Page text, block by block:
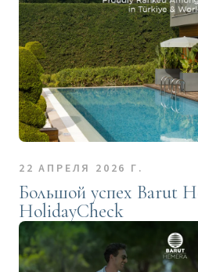
22 АПРЕЛЯ 2026 Г.
Большой успех Barut
HolidayCheck